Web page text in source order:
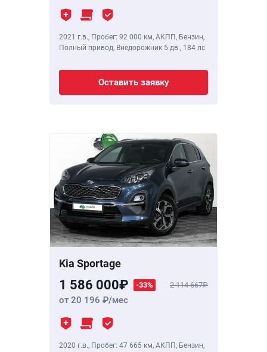
2021 г.в., Пробег: 92 000 км, АКПП, Бензин,
Полный привод, Внедорожник 5 дв., 184 лс
Оставить заявку
Kia Sportage
1 586 000 -33% 2 114 667
от 20 196 /мес
2020 г.в., Пробег: 47 665 км, АКПП, Бензин,